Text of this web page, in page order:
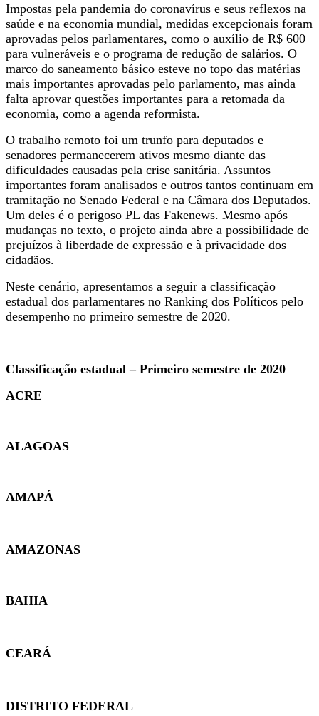
Impostas pela pandemia do coronavírus e seus reflexos na
saúde e na economia mundial, medidas excepcionais foram
aprovadas pelos parlamentares, como o auxílio de R$ 600
para vulneráveis e o programa de redução de salários. O
marco do saneamento básico esteve no topo das matérias
mais importantes aprovadas pelo parlamento, mas ainda
falta aprovar questões importantes para a retomada da
economia, como a agenda reformista.
O trabalho remoto foi um trunfo para deputados e
senadores permanecerem ativos mesmo diante das
dificuldades causadas pela crise sanitária. Assuntos
importantes foram analisados e outros tantos continuam em
tramitação no Senado Federal e na Câmara dos Deputados.
Um deles é o perigoso PL das Fakenews. Mesmo após
mudanças no texto, o projeto ainda abre a possibilidade de
prejuízos à liberdade de expressão e à privacidade dos
cidadãos.
Neste cenário, apresentamos a seguir a classificação
estadual dos parlamentares no Ranking dos Políticos pelo
desempenho no primeiro semestre de 2020.
Classificação estadual – Primeiro semestre de 2020
ACRE
ALAGOAS
AMAPÁ
AMAZONAS
BAHIA
CEARÁ
DISTRITO FEDERAL